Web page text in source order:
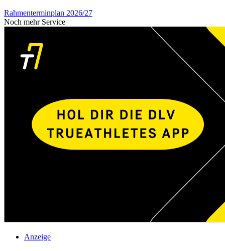
Rahmenterminplan 2026/27
Noch mehr Service
Anzeige